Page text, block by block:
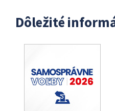
Dôležité